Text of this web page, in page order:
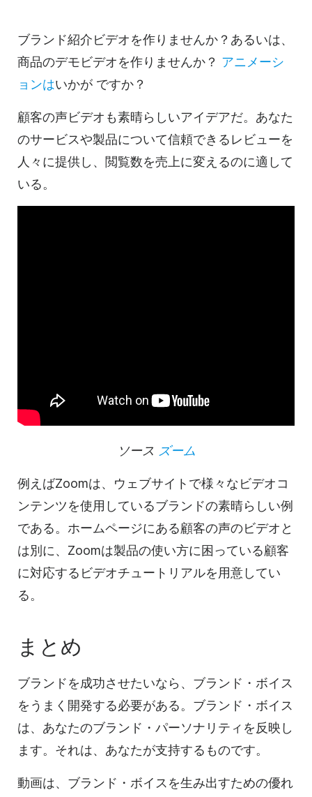
ブランド紹介ビデオを作りませんか？あるいは、
商品のデモビデオを作りませんか？ アニメーシ
ョンはいかが ですか？
顧客の声ビデオも素晴らしいアイデアだ。あなた
のサービスや製品について信頼できるレビューを
人々に提供し、閲覧数を売上に変えるのに適して
いる。
ソース ズーム
例えばZoomは、ウェブサイトで様々なビデオコ
ンテンツを使用しているブランドの素晴らしい例
である。ホームページにある顧客の声のビデオと
は別に、Zoomは製品の使い方に困っている顧客
に対応するビデオチュートリアルを用意してい
る。
まとめ
ブランドを成功させたいなら、ブランド・ボイス
をうまく開発する必要がある。ブランド・ボイス
は、あなたのブランド・パーソナリティを反映し
ます。それは、あなたが支持するものです。
動画は、ブランド・ボイスを生み出すための優れ